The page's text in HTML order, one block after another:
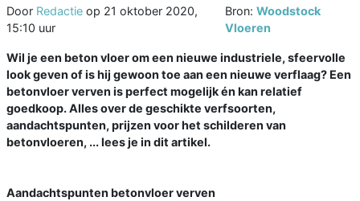
Door Redactie op 21 oktober 2020,
15:10 uur
Bron: Woodstock
Vloeren
Wil je een beton vloer om een nieuwe industriele, sfeervolle
look geven of is hij gewoon toe aan een nieuwe verflaag? Een
betonvloer verven is perfect mogelijk én kan relatief
goedkoop. Alles over de geschikte verfsoorten,
aandachtspunten, prijzen voor het schilderen van
betonvloeren, ... lees je in dit artikel.
Aandachtspunten betonvloer verven